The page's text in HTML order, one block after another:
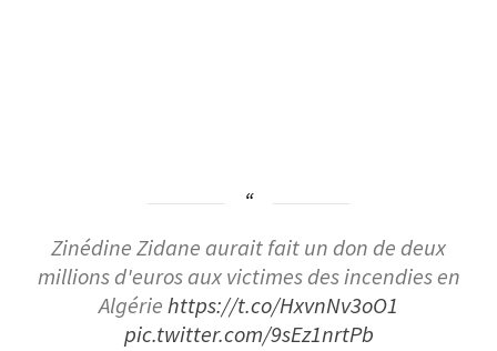
Zinédine Zidane aurait fait un don de deux
millions d'euros aux victimes des incendies en
Algériehttps://t.co/HxvnNv3oO1
pic.twitter.com/9sEz1nrtPb